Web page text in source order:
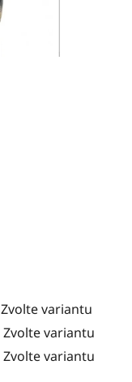
Zvolte variantu
Zvolte variantu
Zvolte variantu